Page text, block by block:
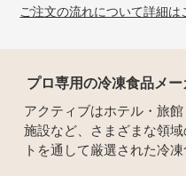
ご注文の流れについて詳細は
プロ専用の冷凍食品メ
アクティブはホテル・旅
施設など、さまざまな領
トを通して厳選された冷